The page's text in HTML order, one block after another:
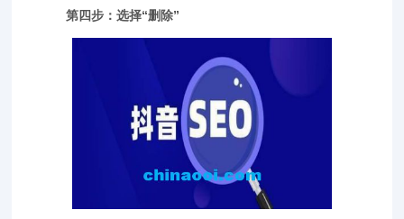
第四步：选择“删除”